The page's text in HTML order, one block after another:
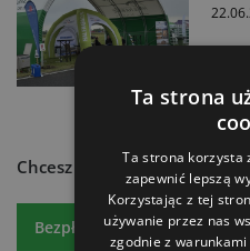
Chcesz dowiedzieć się
Bezpłatny egzemplarz
Ta strona
Ta strona korzysta
zapewnić lepszą
Korzystając z tej
używanie przez nas
zgodnie z